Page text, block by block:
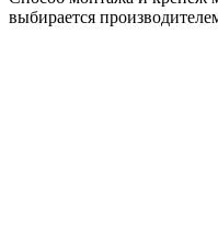
выбирается